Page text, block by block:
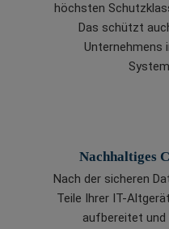
höchsten
Das schützt
Unternehmens
Nachhaltiges
Nach der sicheren
Teile Ihrer IT-
aufbereitet und